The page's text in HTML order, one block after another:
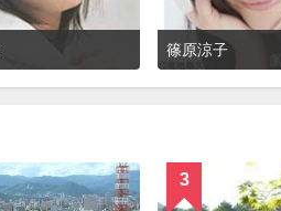
篠原涼子
3